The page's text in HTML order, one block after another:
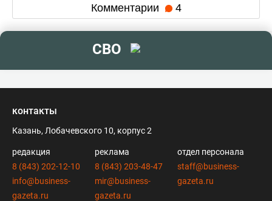
Комментарии 4
СВО
контакты
Казань, Лобачевского 10, корпус 2
редакция
8 (843) 202-12-10
info@business-
gazeta.ru
реклама
8 (843) 203-48-47
mir@business-
gazeta.ru
отдел персонала
staff@business-
gazeta.ru